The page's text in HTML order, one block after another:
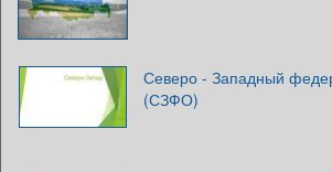
Северо - Западный
(СЗФО)